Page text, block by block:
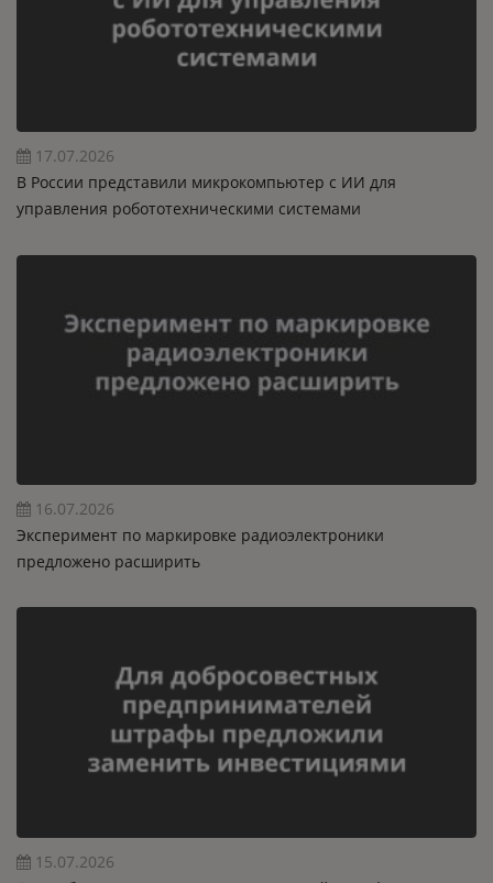
17.07.2026
В России представили микрокомпьютер с ИИ для
управления робототехническими системами
16.07.2026
Эксперимент по маркировке радиоэлектроники
предложено расширить
15.07.2026